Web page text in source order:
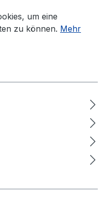
um eine
zu können. Mehr